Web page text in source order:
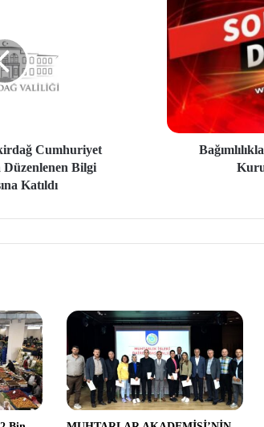
Cumhuriyet
Düzenlenen Bilgi
Katıldı